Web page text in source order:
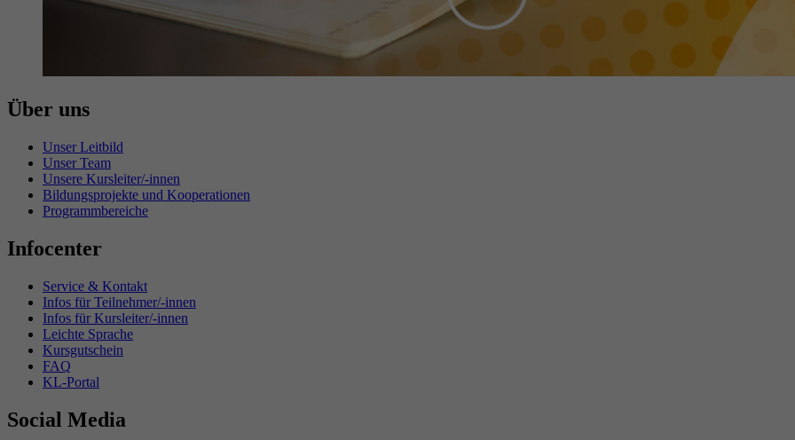
Über uns
Unser Leitbild
Unser Team
Unsere Kursleiter/-innen
Bildungsprojekte und Kooperationen
Programmbereiche
Infocenter
Service & Kontakt
Infos für Teilnehmer/-innen
Infos für Kursleiter/-innen
Leichte Sprache
Kursgutschein
FAQ
KL-Portal
Social Media